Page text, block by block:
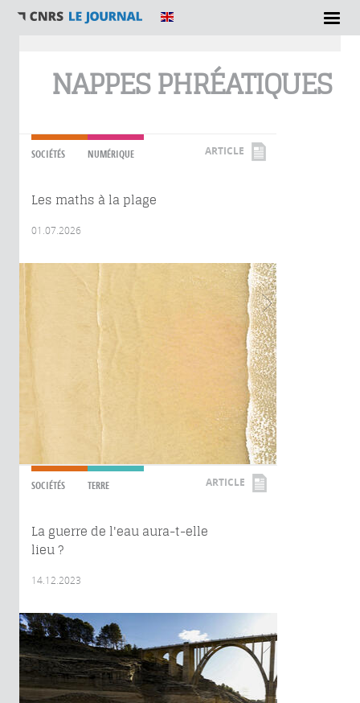
NAPPES PHRÉATIQUES
SOCIÉTÉS NUMÉRIQUE ARTICLE
Les maths à la plage
01.07.2026
SOCIÉTÉS TERRE ARTICLE
La guerre de l'eau aura-t-elle
lieu ?
14.12.2023